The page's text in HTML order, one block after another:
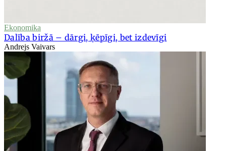
Ekonomika
Dalība biržā – dārgi, ķēpīgi, bet izdevīgi
Andrejs Vaivars